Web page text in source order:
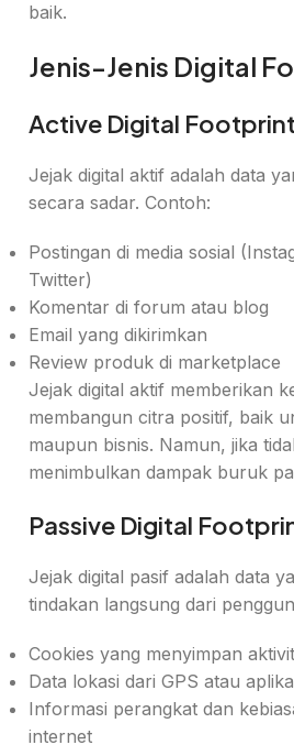
baik.
Jenis-Jenis Digital
Active Digital Footprint
Jejak digital aktif adalah data
secara sadar. Contoh:
Postingan di media sosial
Twitter)
Komentar di forum atau blog
Email yang dikirimkan
Review produk di marketplace
Jejak digital aktif memberikan
membangun citra positif, baik
maupun bisnis. Namun, jika
menimbulkan dampak buruk
Passive Digital
Jejak digital pasif adalah data
tindakan langsung dari
Cookies yang menyimpan
Data lokasi dari GPS atau
Informasi perangkat dan
internet